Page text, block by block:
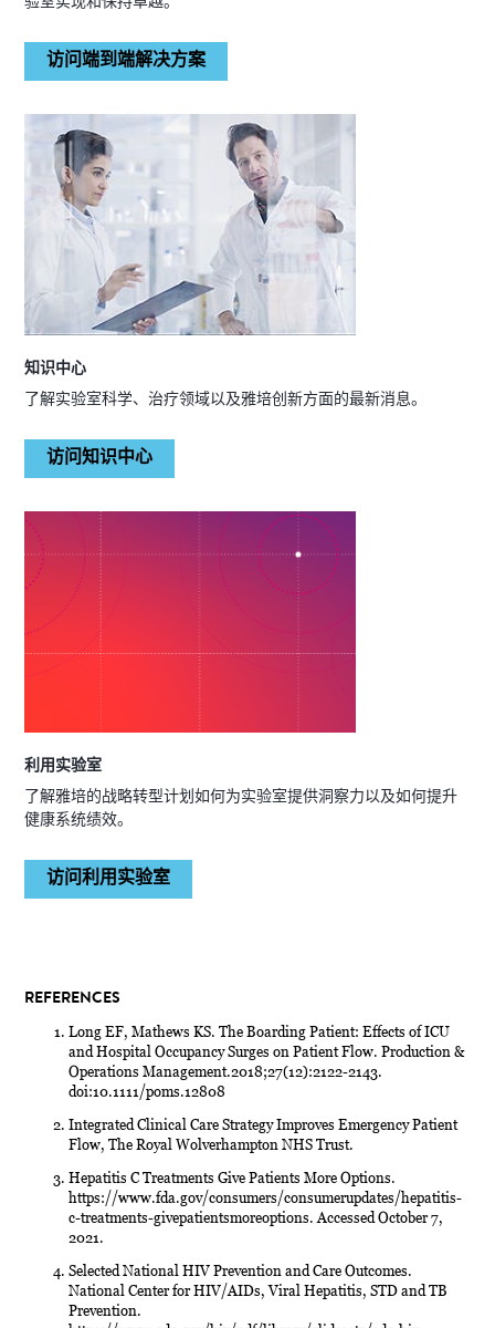
访问端到端解决方案
知识中心
了解实验室科学、治疗领域以及雅培创新方面的最新消息。
访问知识中心
利用实验室
了解雅培的战略转型计划如何为实验室提供洞察力以及如何提升
健康系统绩效。
访问利用实验室
REFERENCES
Long EF, Mathews KS. The Boarding Patient: Effects of ICU
and Hospital Occupancy Surges on Patient Flow. Production &
Operations Management.2018;27(12):2122-2143.
doi:10.1111/poms.12808
Integrated Clinical Care Strategy Improves Emergency Patient
Flow, The Royal Wolverhampton NHS Trust.
Hepatitis C Treatments Give Patients More Options.
https://www.fda.gov/consumers/consumerupdates/hepatitis-
c-treatments-givepatientsmoreoptions. Accessed October 7,
2021.
Selected National HIV Prevention and Care Outcomes.
National Center for HIV/AIDs, Viral Hepatitis, STD and TB
Prevention.